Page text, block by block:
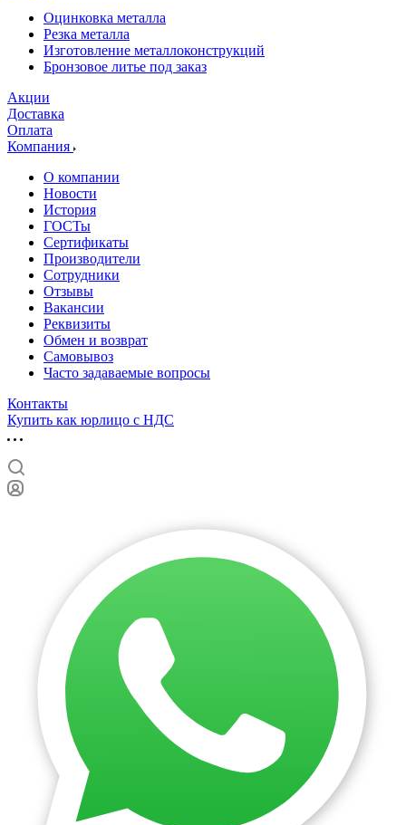
Оцинковка металла
Резка металла
Изготовление металлоконструкций
Бронзовое литье под заказ
Акции
Доставка
Оплата
Компания
О компании
Новости
История
ГОСТы
Сертификаты
Производители
Сотрудники
Отзывы
Вакансии
Реквизиты
Обмен и возврат
Самовывоз
Часто задаваемые вопросы
Контакты
Купить как юрлицо с НДС